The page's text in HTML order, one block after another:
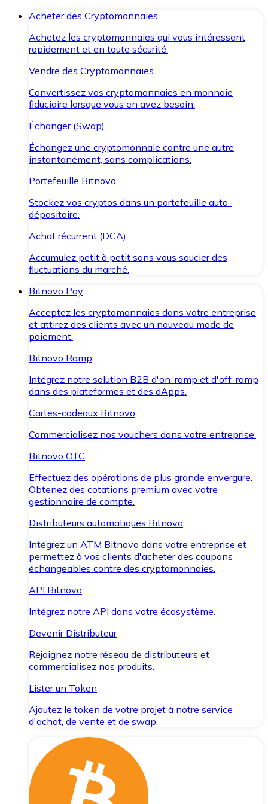
Acheter des Cryptomonnaies
Achetez les cryptomonnaies qui vous intéressent
rapidement et en toute sécurité.
Vendre des Cryptomonnaies
Convertissez vos cryptomonnaies en monnaie
fiduciaire lorsque vous en avez besoin.
Échanger (Swap)
Échangez une cryptomonnaie contre une autre
instantanément, sans complications.
Portefeuille Bitnovo
Stockez vos cryptos dans un portefeuille auto-
dépositaire.
Achat récurrent (DCA)
Accumulez petit à petit sans vous soucier des
fluctuations du marché.
Bitnovo Pay
Acceptez les cryptomonnaies dans votre entreprise
et attirez des clients avec un nouveau mode de
paiement.
Bitnovo Ramp
Intégrez notre solution B2B d'on-ramp et d'off-ramp
dans des plateformes et des dApps.
Cartes-cadeaux Bitnovo
Commercialisez nos vouchers dans votre entreprise.
Bitnovo OTC
Effectuez des opérations de plus grande envergure.
Obtenez des cotations premium avec votre
gestionnaire de compte.
Distributeurs automatiques Bitnovo
Intégrez un ATM Bitnovo dans votre entreprise et
permettez à vos clients d'acheter des coupons
échangeables contre des cryptomonnaies.
API Bitnovo
Intégrez notre API dans votre écosystème.
Devenir Distributeur
Rejoignez notre réseau de distributeurs et
commercialisez nos produits.
Lister un Token
Ajoutez le token de votre projet à notre service
d'achat, de vente et de swap.